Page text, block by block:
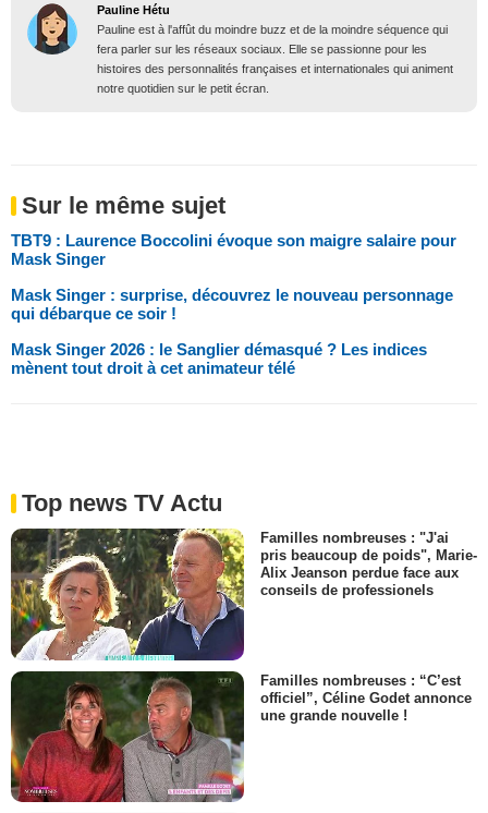
Pauline Hétu
Pauline est à l'affût du moindre buzz et de la moindre séquence qui
fera parler sur les réseaux sociaux. Elle se passionne pour les
histoires des personnalités françaises et internationales qui animent
notre quotidien sur le petit écran.
Sur le même sujet
TBT9 : Laurence Boccolini évoque son maigre salaire pour
Mask Singer
Mask Singer : surprise, découvrez le nouveau personnage
qui débarque ce soir !
Mask Singer 2026 : le Sanglier démasqué ? Les indices
mènent tout droit à cet animateur télé
Top news TV Actu
Familles nombreuses : "J'ai
pris beaucoup de poids", Marie-
Alix Jeanson perdue face aux
conseils de professionels
Familles nombreuses : “C’est
officiel”, Céline Godet annonce
une grande nouvelle !